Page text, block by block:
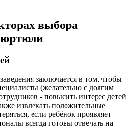
выбора
заключается в том, чтобы
(желательно с долгим
- повысить интерес детей
извлекать положительные
если ребёнок проявляет
всегда готовы отвечать на